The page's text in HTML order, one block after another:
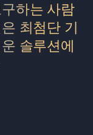
하는 사람
최첨단 기
솔루션에